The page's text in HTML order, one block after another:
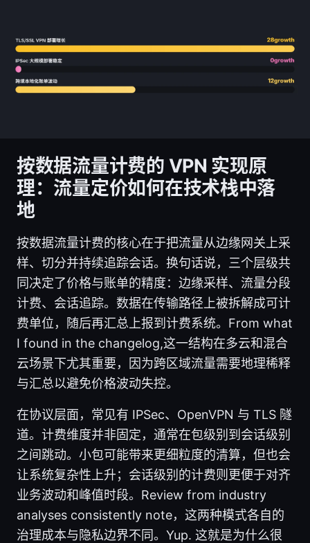
按数据流量计费的 VPN 实现原
理：流量定价如何在技术栈中落
地
按数据流量计费的核心在于把流量从边缘网关上采
样、切分并持续追踪会话。换句话说，三个层级共
同决定了价格与账单的精度：边缘采样、流量分段
计费、会话追踪。数据在传输路径上被拆解成可计
费单位，随后再汇总上报到计费系统。From what
I found in the changelog,这一结构在多云和混合
云场景下尤其重要，因为跨区域流量需要地理稀释
与汇总以避免价格波动失控。
在协议层面，常见有 IPSec、OpenVPN 与 TLS 隧
道。计费维度并非固定，通常在包级别到会话级别
之间跳动。小包可能带来更细粒度的清算，但也会
让系统复杂性上升；会话级别的计费则更便于对齐
业务波动和峰值时段。Review from industry
analyses consistently note，这两种模式各自的
治理成本与隐私边界不同。Yup. 这就是为什么很